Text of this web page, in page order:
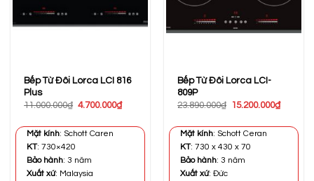
Bếp Từ Đôi Lorca LCI 816
Plus
11.000.000₫ Giá
11.000.000₫.
4.700.000₫Giá
Mặt kính: Schott Caren
KT: 730×420
Bảo hành: 3 năm
Xuất xứ: Malaysia
Bếp Từ Đôi Lorca LCI-
809P
23.890.000₫
Giá
23.890.000₫.
15.200.000₫Giá
Mặt kính: Schott Ceran
KT: 730 x 430 x 70
Bảo hành: 3 năm
Xuất xứ: Đức